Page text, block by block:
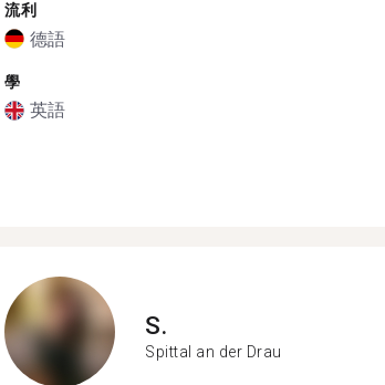
流利
德語
學
英語
S.
Spittal an der Drau